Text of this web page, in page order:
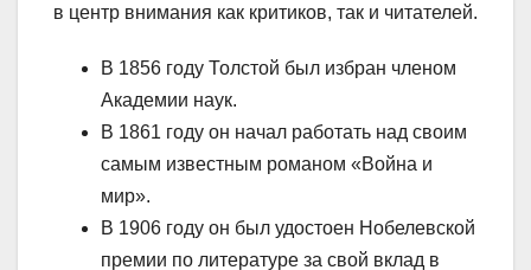
в центр внимания как критиков, так и читателей.
В 1856 году Толстой был избран членом
Академии наук.
В 1861 году он начал работать над своим
самым известным романом «Война и
мир».
В 1906 году он был удостоен Нобелевской
премии по литературе за свой вклад в